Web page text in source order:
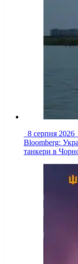
8 серпня 2026
Bloomberg:
танкери в